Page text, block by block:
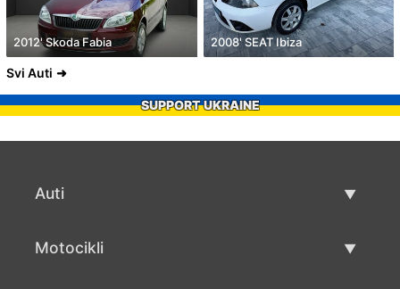
2012' Skoda Fabia 2008' SEAT Ibiza
Svi Auti
SUPPORT UKRAINE
Auti
Motocikli